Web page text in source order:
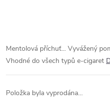
Mentolová příchuť... Vyvážený
Vhodné do všech typů e-cigaret
Položka byla vyprodána…